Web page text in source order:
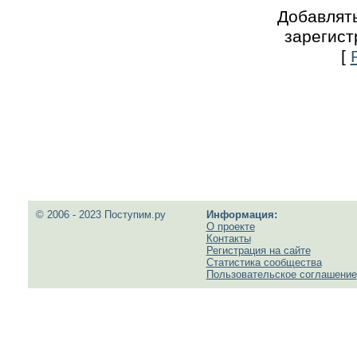
[
© 2006 - 2023 Поступим.ру
Информация:
О проекте
Контакты
Регистрация на сайте
Статистика сообщества
Пользовательское соглашение